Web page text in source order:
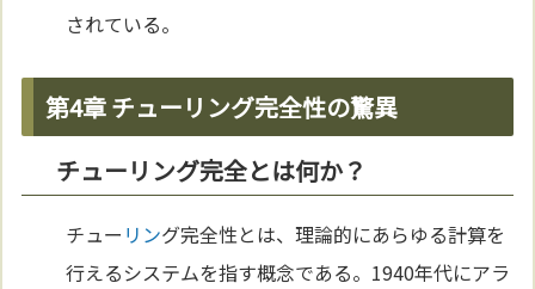
されている。
第4章 チューリング完全性の驚異
チューリング完全とは何か？
チュー リング完全性とは、理論的にあらゆる計算を
行えるシステムを指す概念である。1940年代にアラ